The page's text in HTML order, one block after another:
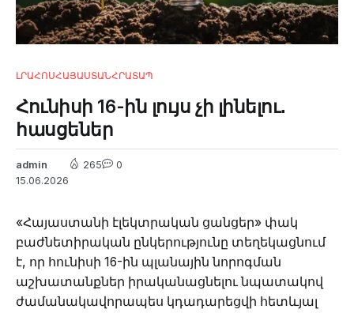
ԼՐԱՀՈՍՀԱՅԱՍՏԱՆՀՐԱՏԱՊ
Հունիսի 16-ին լույս չի լինելու․
հասցեներ
admin
15.06.2026
265 0
«Հայաստանի էլեկտրական ցանցեր» փակ
բաժնետիրական ընկերությունը տեղեկացնում
է, որ հունիսի 16-ին պլանային նորոգման
աշխատանքներ իրականացնելու նպատակով
ժամանակավորապես կդադարեցվի հետևյալ